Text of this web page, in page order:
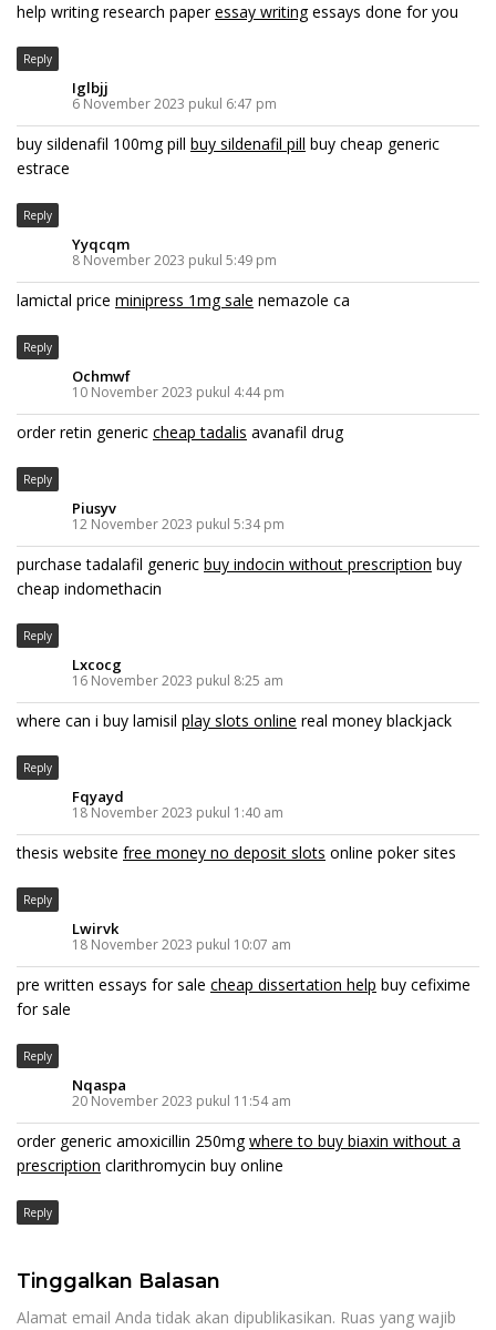
help writing research paperessay writingessays done for you
Reply
Iglbjj
6 November 2023 pukul 6:47 pm
buy sildenafil 100mg pill buy sildenafil pill buy cheap generic
estrace
Reply
Yyqcqm
8 November 2023 pukul 5:49 pm
lamictal price minipress 1mg sale nemazole ca
Reply
Ochmwf
10 November 2023 pukul 4:44 pm
order retin generic cheap tadalis avanafil drug
Reply
Piusyv
12 November 2023 pukul 5:34 pm
purchase tadalafil generic buy indocin without prescription buy
cheap indomethacin
Reply
Lxcocg
16 November 2023 pukul 8:25 am
where can i buy lamisil play slots online real money blackjack
Reply
Fqyayd
18 November 2023 pukul 1:40 am
thesis website free money no deposit slots online poker sites
Reply
Lwirvk
18 November 2023 pukul 10:07 am
pre written essays for sale cheap dissertation help buy cefixime
for sale
Reply
Nqaspa
20 November 2023 pukul 11:54 am
order generic amoxicillin 250mgwhere to buy biaxin without a
prescription clarithromycin buy online
Reply
Tinggalkan Balasan
Alamat email Anda tidak akan dipublikasikan. Ruas yang wajib